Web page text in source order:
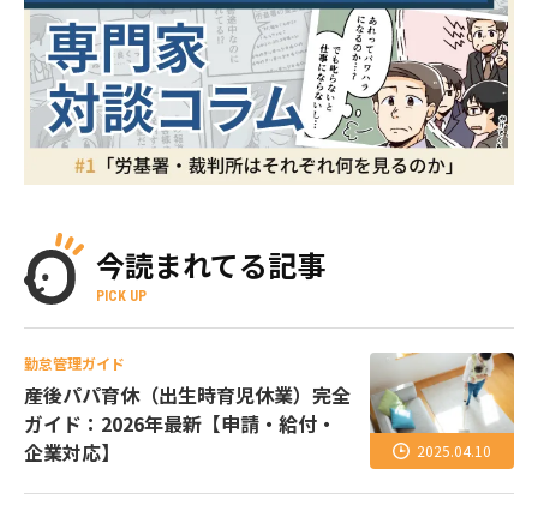
今読まれてる記事
PICK UP
勤怠管理ガイド
産後パパ育休（出生時育児休業）完全
ガイド：2026年最新【申請・給付・
企業対応】
2025.04.10